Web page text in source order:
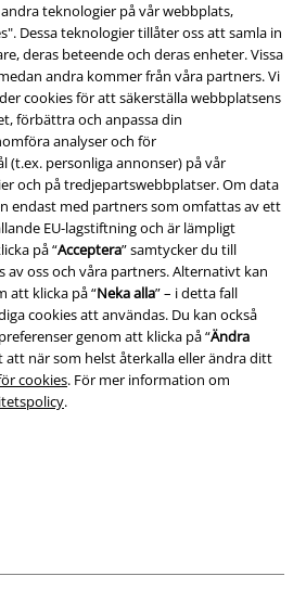
teknologier på vår webbplats,
Dessa teknologier tillåter oss att samla in
deras beteende och deras enheter. Vissa
andra kommer från våra partners. Vi
cookies för att säkerställa webbplatsens
förbättra och anpassa din
analyser och för
(t.ex. personliga annonser) på vår
och på tredjepartswebbplatser. Om data
endast med partners som omfattas av ett
EU-lagstiftning och är lämpligt
på “Acceptera” samtycker du till
av oss och våra partners. Alternativt kan
att klicka på “Neka alla” – i detta fall
cookies att användas. Du kan också
genom att klicka på “Ändra
att när som helst återkalla eller ändra ditt
cookies. För mer information om
.
Villkor